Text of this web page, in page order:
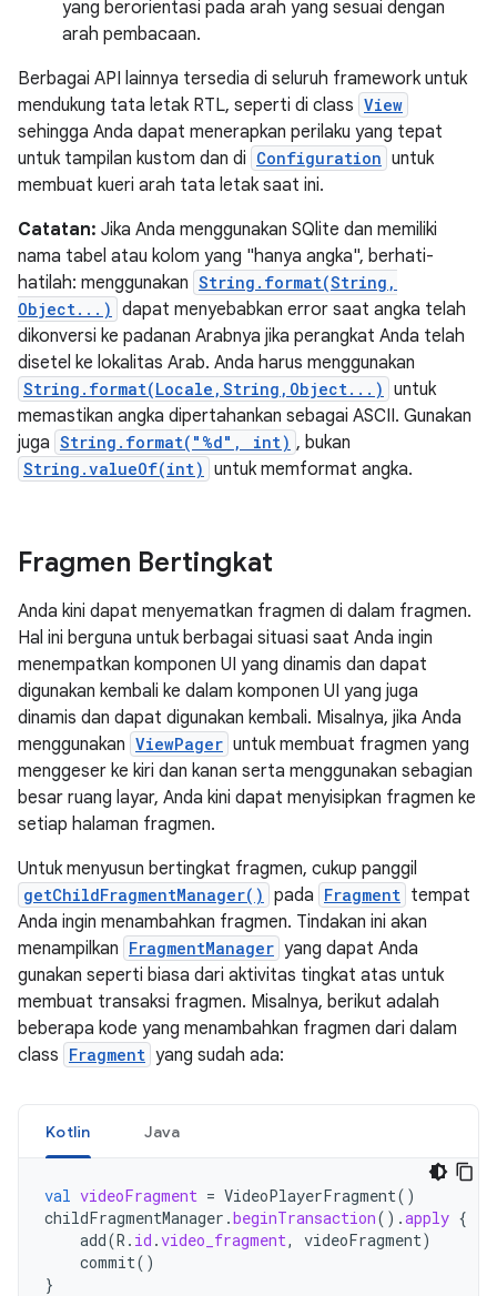
yang berorientasi pada arah yang sesuai dengan
arah pembacaan.
Berbagai API lainnya tersedia di seluruh framework untuk
mendukung tata letak RTL, seperti di class View
sehingga Anda dapat menerapkan perilaku yang tepat
untuk tampilan kustom dan di Configuration untuk
membuat kueri arah tata letak saat ini.
Catatan: Jika Anda menggunakan SQlite dan memiliki
nama tabel atau kolom yang "hanya angka", berhati-
hatilah: menggunakan String.format(String,
Object...) dapat menyebabkan error saat angka telah
dikonversi ke padanan Arabnya jika perangkat Anda telah
disetel ke lokalitas Arab. Anda harus menggunakan
String.format(Locale,String,Object...) untuk
memastikan angka dipertahankan sebagai ASCII. Gunakan
juga String.format("%d", int) , bukan
String.valueOf(int) untuk memformat angka.
Fragmen Bertingkat
Anda kini dapat menyematkan fragmen di dalam fragmen.
Hal ini berguna untuk berbagai situasi saat Anda ingin
menempatkan komponen UI yang dinamis dan dapat
digunakan kembali ke dalam komponen UI yang juga
dinamis dan dapat digunakan kembali. Misalnya, jika Anda
menggunakan ViewPager untuk membuat fragmen yang
menggeser ke kiri dan kanan serta menggunakan sebagian
besar ruang layar, Anda kini dapat menyisipkan fragmen ke
setiap halaman fragmen.
Untuk menyusun bertingkat fragmen, cukup panggil
getChildFragmentManager() pada Fragment tempat
Anda ingin menambahkan fragmen. Tindakan ini akan
menampilkan FragmentManager yang dapat Anda
gunakan seperti biasa dari aktivitas tingkat atas untuk
membuat transaksi fragmen. Misalnya, berikut adalah
beberapa kode yang menambahkan fragmen dari dalam
class Fragment yang sudah ada:
Kotlin Java
val videoFragment = VideoPlayerFragment()
childFragmentManager .beginTransaction().apply {
add(R . id .video_fragment, videoFragment)
commit()
}